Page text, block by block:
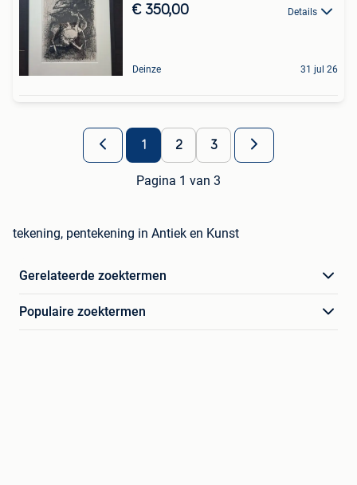
€ 350,00 Details
Deinze 31 jul 26
1 2 3
Pagina 1 van 3
tekening, pentekening in Antiek en Kunst
Gerelateerde zoektermen
Populaire zoektermen